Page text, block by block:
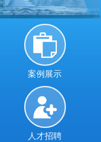
案例展示
人才招聘